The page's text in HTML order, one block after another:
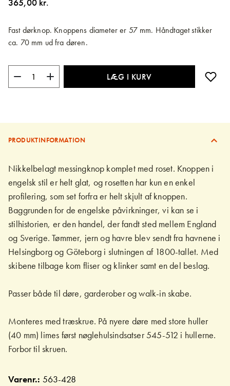
billedgalleriet
365,00 kr.
Fast dørknop. Knoppens diameter er 57 mm. Håndtaget stikker
ca. 70 mm ud fra døren.
LÆG I KURV
PRODUKTINFORMATION
Nikkelbelagt messingknop komplet med roset. Knoppen i
engelsk stil er helt glat, og rosetten har kun en enkel
profilering, som set forfra er helt skjult af knoppen.
Baggrunden for de engelske påvirkninger, vi kan se i
stilhistorien, er den handel, der fandt sted mellem England
og Sverige. Tømmer, jern og havre blev sendt fra havnene i
Helsingborg og Göteborg i slutningen af 1800-tallet. Med
skibene tilbage kom fliser og klinker samt en del beslag.
Passer både til døre, garderober og walk-in skabe.
Monteres med træskrue. På nyere døre med store huller
(40 mm) limes først nøglehulsindsatser 545-512 i hullerne.
Forbor til skruen.
Varenr.: 563-428